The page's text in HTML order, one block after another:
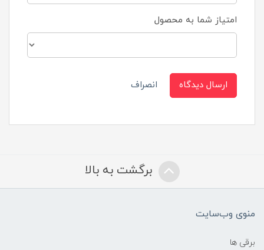
امتیاز شما به محصول
ارسال دیدگاه انصراف
برگشت به بالا
منوی وب‌سایت
برقی ها